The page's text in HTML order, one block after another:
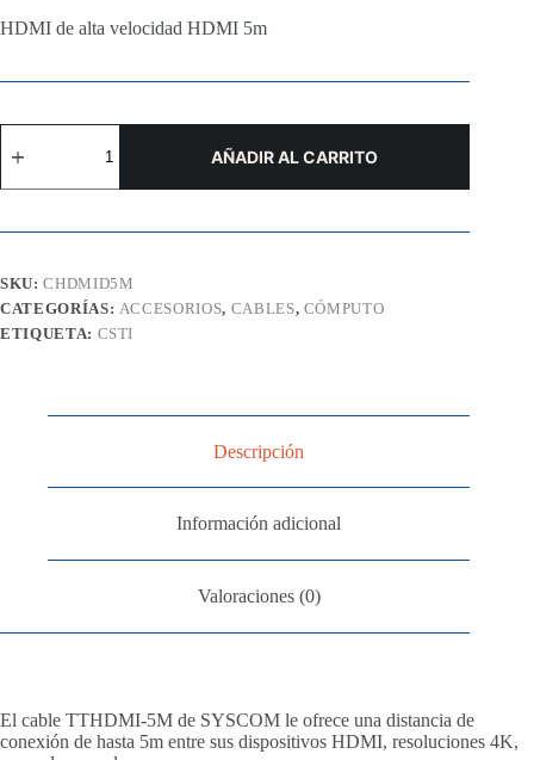
HDMI de alta velocidad HDMI 5m
HDMI
5
cantidad
AÑADIR AL CARRITO
SKU:CHDMID5M
CATEGORÍAS: ACCESORIOS, CABLES, CÓMPUTO
ETIQUETA: CSTI
Descripción
Información adicional
Valoraciones (0)
El cable TTHDMI-5M de SYSCOM le ofrece una distancia de
conexión de hasta 5m entre sus dispositivos HDMI, resoluciones 4K,